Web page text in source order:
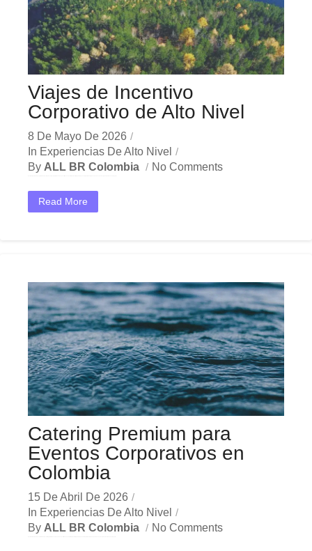
Viajes de Incentivo
Corporativo de Alto Nivel
8 De Mayo De 2026
In Experiencias De Alto Nivel
By ALL BR Colombia No Comments
Read More
Catering Premium para
Eventos Corporativos en
Colombia
15 De Abril De 2026
In Experiencias De Alto Nivel
By ALL BR Colombia No Comments